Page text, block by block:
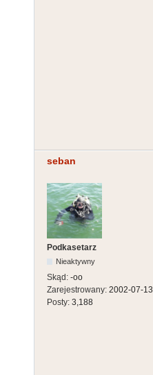
seban
Podkasetarz
Nieaktywny
Skąd: -oo
Zarejestrowany: 2002-07-13
Posty: 3,188